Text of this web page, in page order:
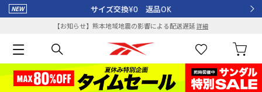
サイズ交換¥0 返品OK
【お知らせ】熊本地域地震の影響による配送遅延詳細